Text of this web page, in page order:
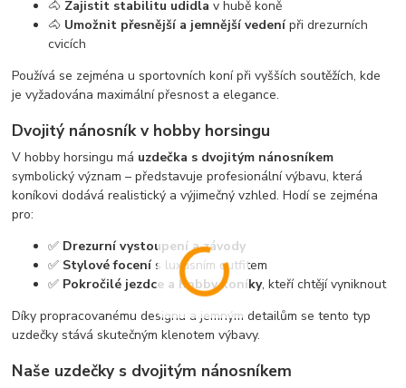
🐴 Zajistit stabilitu udidla v hubě koně
🐴 Umožnit přesnější a jemnější vedenípři drezurních
cvicích
Používá se zejména u sportovních koní při vyšších soutěžích, kde
je vyžadována maximální přesnost a elegance.
Dvojitý nánosník v hobby horsingu
V hobby horsingu má uzdečka s dvojitým nánosníkem
symbolický význam – představuje profesionální výbavu, která
koníkovi dodává realistický a výjimečný vzhled. Hodí se zejména
pro:
✅ Drezurní vystoupení a závody
✅ Stylové focenís luxusním outfitem
✅ Pokročilé jezdce a hobby koníky, kteří chtějí vyniknout
Díky propracovanému designu a jemným detailům se tento typ
uzdečky stává skutečným klenotem výbavy.
Naše uzdečky s dvojitým nánosníkem